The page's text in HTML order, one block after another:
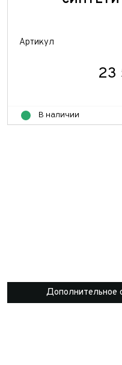
Артикул
23
В наличии
Дополнительное